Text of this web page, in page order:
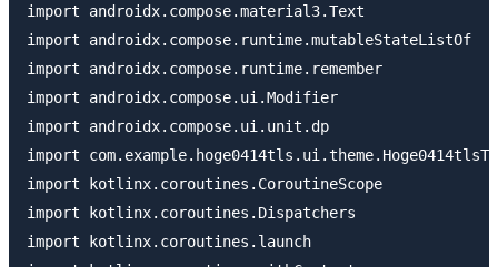
import androidx.compose.material3.Text
import androidx.compose.runtime.mutableStateListOf
import androidx.compose.runtime.remember
import androidx.compose.ui.Modifier
import androidx.compose.ui.unit.dp
import
import kotlinx.coroutines.CoroutineScope
import kotlinx.coroutines.Dispatchers
import kotlinx.coroutines.launch